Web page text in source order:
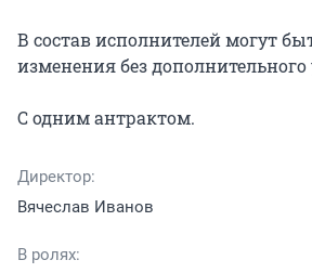
В состав исполнителей могут
изменения без
С одним антрактом.
Директор:
Вячеслав Иванов
В ролях: